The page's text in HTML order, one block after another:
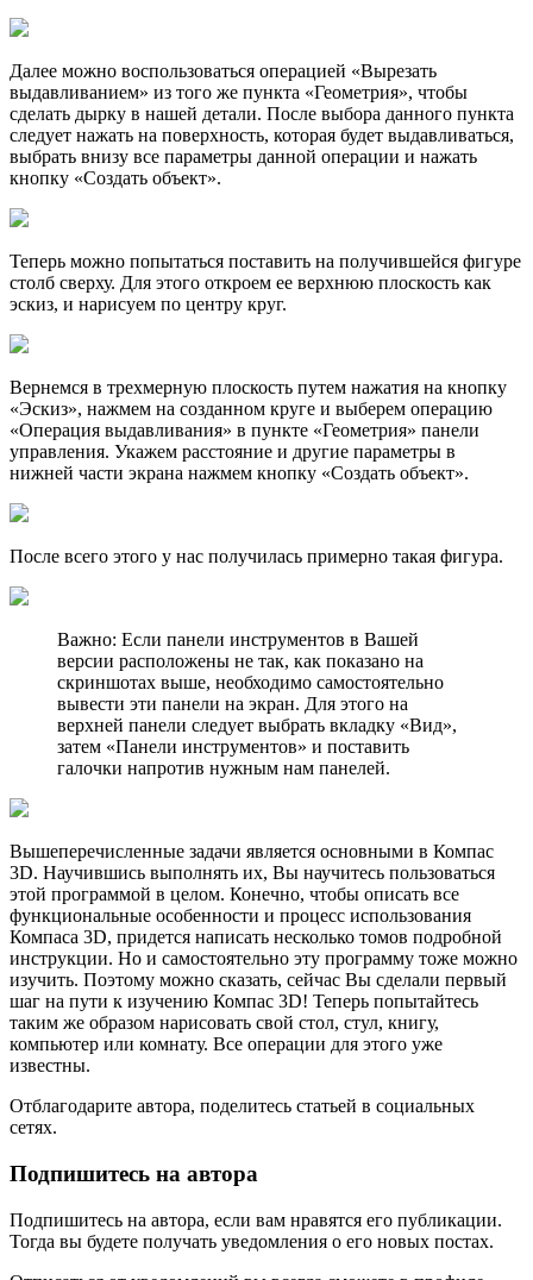
Далее можно воспользоваться операцией «Вырезать
выдавливанием» из того же пункта «Геометрия», чтобы
сделать дырку в нашей детали. После выбора данного пункта
следует нажать на поверхность, которая будет выдавливаться,
выбрать внизу все параметры данной операции и нажать
кнопку «Создать объект».
Теперь можно попытаться поставить на получившейся фигуре
столб сверху. Для этого откроем ее верхнюю плоскость как
эскиз, и нарисуем по центру круг.
Вернемся в трехмерную плоскость путем нажатия на кнопку
«Эскиз», нажмем на созданном круге и выберем операцию
«Операция выдавливания» в пункте «Геометрия» панели
управления. Укажем расстояние и другие параметры в
нижней части экрана нажмем кнопку «Создать объект».
После всего этого у нас получилась примерно такая фигура.
Важно: Если панели инструментов в Вашей
версии расположены не так, как показано на
скриншотах выше, необходимо самостоятельно
вывести эти панели на экран. Для этого на
верхней панели следует выбрать вкладку «Вид»,
затем «Панели инструментов» и поставить
галочки напротив нужным нам панелей.
Вышеперечисленные задачи является основными в Компас
3D. Научившись выполнять их, Вы научитесь пользоваться
этой программой в целом. Конечно, чтобы описать все
функциональные особенности и процесс использования
Компаса 3D, придется написать несколько томов подробной
инструкции. Но и самостоятельно эту программу тоже можно
изучить. Поэтому можно сказать, сейчас Вы сделали первый
шаг на пути к изучению Компас 3D! Теперь попытайтесь
таким же образом нарисовать свой стол, стул, книгу,
компьютер или комнату. Все операции для этого уже
известны.
Отблагодарите автора, поделитесь статьей в социальных
сетях.
Подпишитесь на автора
Подпишитесь на автора, если вам нравятся его публикации.
Тогда вы будете получать уведомления о его новых постах.